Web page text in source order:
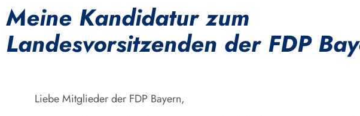
Meine Kandidatur zum
Landesvorsitzenden der FDP
Liebe Mitglieder der FDP Bayern,